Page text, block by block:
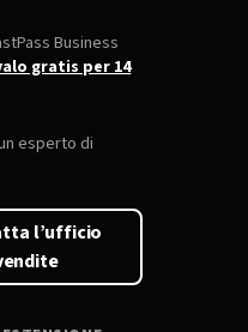
Business
gratis per 14
esperto di
l’ufficio